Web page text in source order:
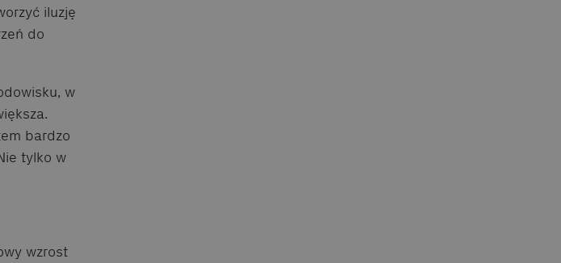
iluzję
do
w
bardzo
tylko w
wzrost